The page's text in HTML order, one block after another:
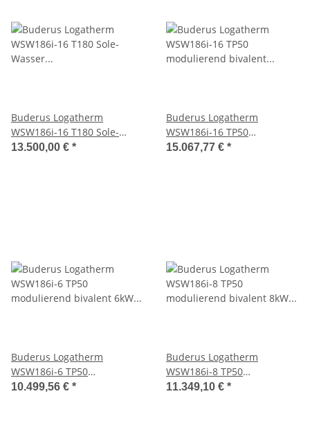
Buderus Logatherm
WSW186i-16 T180 Sole-
Wasser Wärmepumpe 16kW
13.500,00 € *
Buderus Logatherm
WSW186i-16 TP50
modulierend bivalent 16kW
15.067,77 € *
Buderus Logatherm
WSW186i-6 TP50
modulierend bivalent 6kW
10.499,56 € *
Buderus Logatherm
WSW186i-8 TP50
modulierend bivalent 8kW
11.349,10 € *